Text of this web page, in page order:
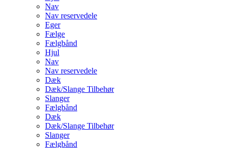
Nav
Nav reservedele
Eger
Fælge
Fælgbånd
Hjul
Nav
Nav reservedele
Dæk
Dæk/Slange Tilbehør
Slanger
Fælgbånd
Dæk
Dæk/Slange Tilbehør
Slanger
Fælgbånd